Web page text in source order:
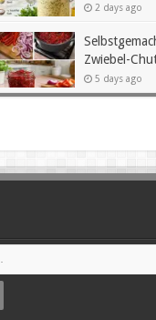
2 days ago
Zwiebel-
5 days ago